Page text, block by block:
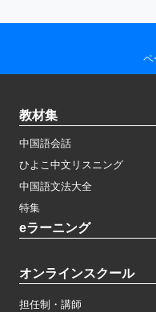
ペ
教材集
中国語会話
ひよこ中文リスニング
中国語文法大全
特集
eラーニング
オンラインスクール
担任制・講師